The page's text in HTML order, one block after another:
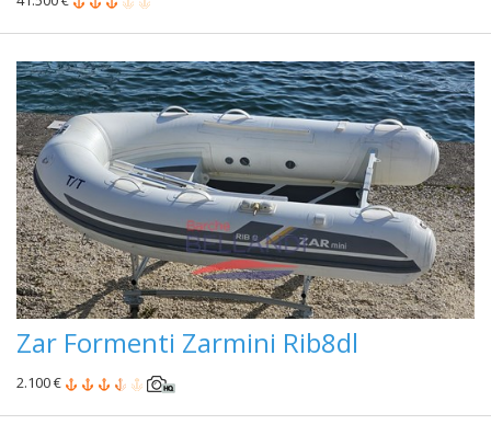
Zar Formenti Zarmini Rib8dl
2.100 €